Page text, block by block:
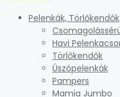
Pelenkák, Törlőkendők
Havi
Törlőkendők
Úszópelenkák
Pampers
Mamia Jumbo